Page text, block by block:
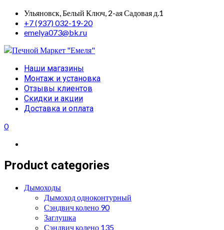
Skip
content
Ульяновск, Белый Ключ, 2-ая Садовая д.1
+7 (937) 032-19-20
emelya073@bk.ru
Primary
Menu
Наши магазины
Монтаж и установка
Отзывы клиентов
Скидки и акции
Доставка и оплата
0
Product categories
Дымоходы
Дымоход одноконтурный
Сэндвич колено 90
Заглушка
Сэндвич колено 135